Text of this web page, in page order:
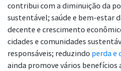
contribui com a diminuição da
sustentável; saúde e bem-estar
decente e crescimento
cidades e comunidades
responsáveis; reduzindo perda e
ainda promove vários benefícios